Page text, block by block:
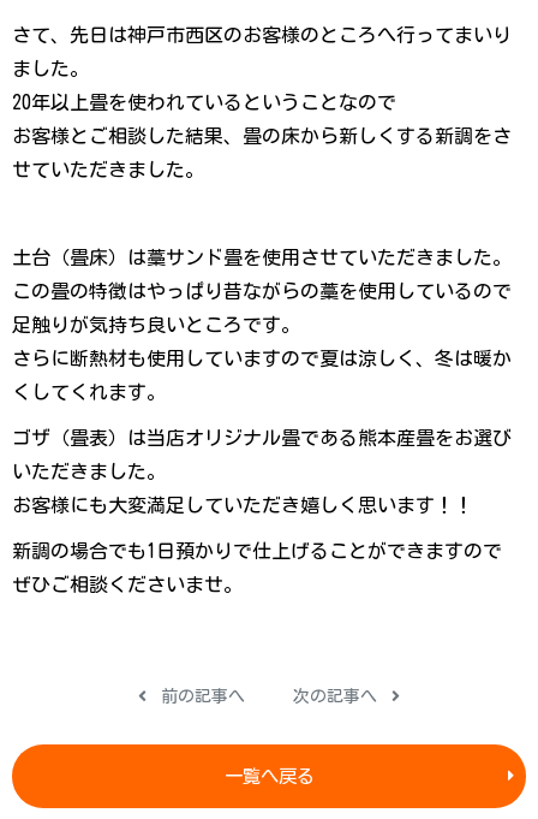
さて、先日は神戸市西区のお客様のところへ行ってまいり
ました。
20年以上畳を使われているということなので
お客様とご相談した結果、畳の床から新しくする新調をさ
せていただきました。
土台（畳床）は藁サンド畳を使用させていただきました。
この畳の特徴はやっぱり昔ながらの藁を使用しているので
足触りが気持ち良いところです。
さらに断熱材も使用していますので夏は涼しく、冬は暖か
くしてくれます。
ゴザ（畳表）は当店オリジナル畳である熊本産畳をお選び
いただきました。
お客様にも大変満足していただき嬉しく思います！！
新調の場合でも1日預かりで仕上げることができますので
ぜひご相談くださいませ。
前の記事へ 次の記事へ
一覧へ戻る